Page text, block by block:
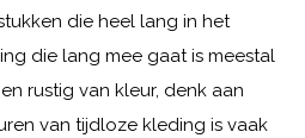
die heel lang in het
die lang mee gaat is meestal
rustig van kleur, denk aan
van tijdloze kleding is vaak